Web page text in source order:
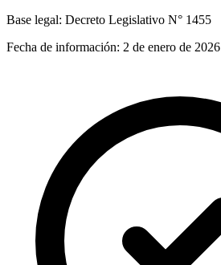
Base legal: Decreto Legislativo N° 1455
Fecha de información: 2 de enero de 2026